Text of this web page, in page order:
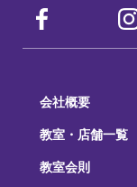
会社概要
教室・店舗一覧
教室会則